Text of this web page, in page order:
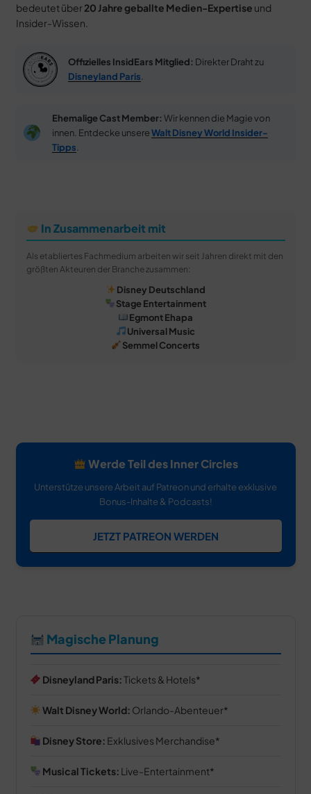
bedeutet über 20 Jahre geballte Medien-Expertise und
Insider-Wissen.
Offizielles InsidEars Mitglied: Direkter Draht zu
Disneyland Paris
Ehemalige Cast Member: Wir kennen die Magie von
innen. Entdecke unsereWalt Disney World Insider-
Tipps
In Zusammenarbeit mit
Als etabliertes Fachmedium arbeiten wir seit Jahren direkt mit den
größten Akteuren der Branche zusammen:
Disney Deutschland
Stage Entertainment
Egmont Ehapa
Universal Music
Semmel Concerts
Werde Teil des Inner Circles
Unterstütze unsere Arbeit auf Patreon und erhalte exklusive
Bonus-Inhalte & Podcasts!
JETZT PATREON WERDEN
Magische Planung
Disneyland Paris:Tickets & Hotels
Walt Disney World: Orlando-Abenteuer
Disney Store: Exklusives Merchandise
Musical Tickets: Live-Entertainment